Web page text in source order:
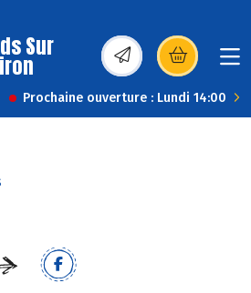
Sur
(s’ouvre dans une
Prochaine ouverture : Lundi 14:00